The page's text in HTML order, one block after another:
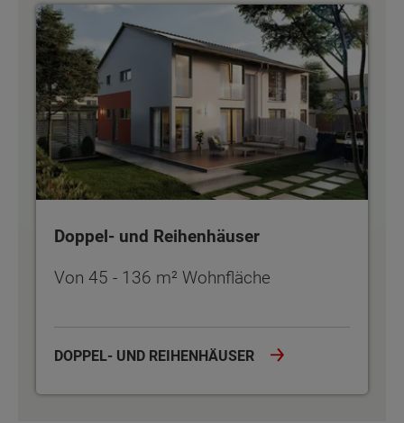
Doppel- und Reihenhäuser
Doppel- und Reihenhäuser
Von 45 - 136 m² Wohnfläche
DOPPEL- UND REIHENHÄUSER